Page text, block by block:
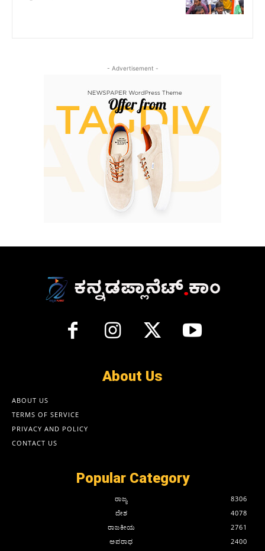
- Advertisement -
About Us
ABOUT US
TERMS OF SERVICE
PRIVACY AND POLICY
CONTACT US
Popular Category
ರಾಜ್ಯ
8306
ದೇಶ
4078
ರಾಜಕೀಯ
2761
ಅಪರಾಧ
2400